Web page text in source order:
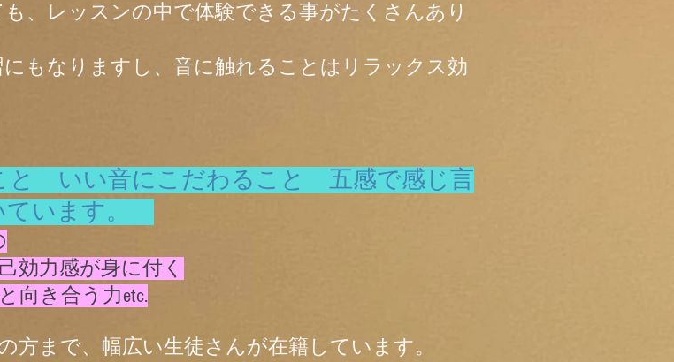
、レッスンの中で体験できる事がたくさんあり
もなりますし、音に触れることはリラックス効
と いい音にこだわること 五感で感じ言
ています。
力感が身に付く
向き合う力etc.
方まで、幅広い生徒さんが在籍しています。